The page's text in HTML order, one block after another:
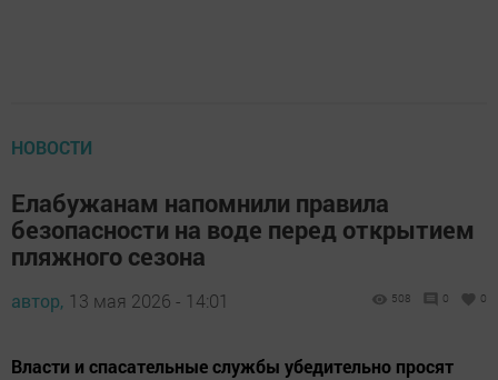
НОВОСТИ
Елабужанам напомнили правила
безопасности на воде перед открытием
пляжного сезона
автор, 13 мая 2026 - 14:01 508 0 0
Власти и спасательные службы убедительно просят